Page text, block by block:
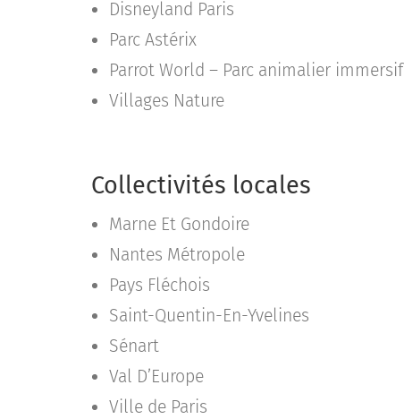
Disneyland Paris
Parc Astérix
Parrot World – Parc animalier immersif
Villages Nature
Collectivités locales
Marne Et Gondoire
Nantes Métropole
Pays Fléchois
Saint-Quentin-En-Yvelines
Sénart
Val D’Europe
Ville de Paris